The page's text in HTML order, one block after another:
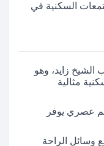
السكنية في
الشيخ زايد، وهو
مثالية
عصري يوفر
وسائل الراحة